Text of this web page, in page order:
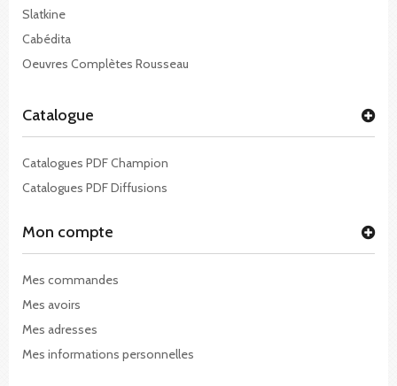
Slatkine
Cabédita
Oeuvres Complètes Rousseau
Catalogue
Catalogues PDF Champion
Catalogues PDF Diffusions
Mon compte
Mes commandes
Mes avoirs
Mes adresses
Mes informations personnelles